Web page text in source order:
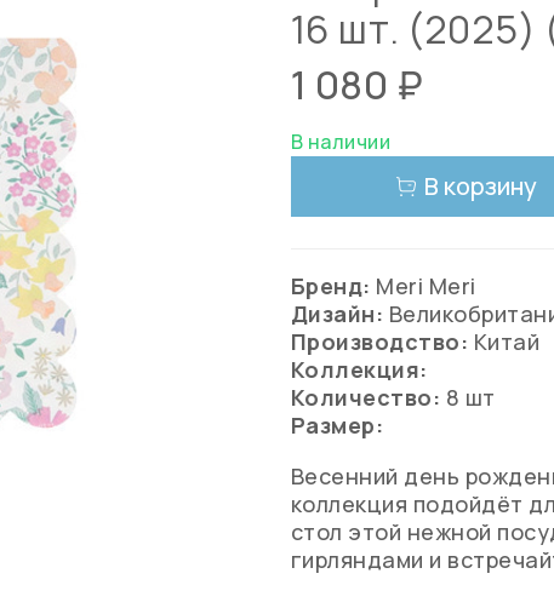
16 шт. (2025)
1 080 ₽
В наличии
В корзину
Бренд: Meri Meri
Дизайн:
Производство: Китай
Коллекция:
Количество: 8 шт
Размер:
Весенний день
коллекция подойдёт
стол этой нежной
гирляндами и